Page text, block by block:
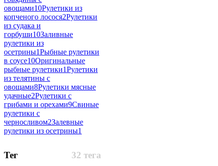
овощами10Рулетики из
копченого лосося2Рулетики
из судака и
горбуши10Заливные
рулетики из
осетрины1Рыбные рулетики
в соусе10Оригинальные
рыбные рулетики1Рулетики
из телятины с
овощами8Рулетики мясные
удачные2Рулетики с
грибами и орехами9Свиные
рулетики с
черносливом2Залевные
рулетики из осетрины1
32 тега
Тег